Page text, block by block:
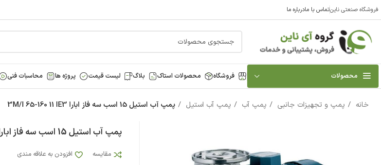
فروشگاه صنعتی ناینتماس با مادرباره ما
محصولات فروشگاه محصولات استاک بلاگ لیست قیمت پروژه ها محاسبات فنی
خانه پمپ و تجهیزات جانبی پمپ آب پمپ آب استیل پمپ آب استیل 15 اسب سه فاز ابارا 3M/I 65-160 11 IE3
پمپ آب استیل 15 اسب سه فاز ابارا 3M/I 65-160 11 IE3
مقایسه افزودن به علاقه مندی